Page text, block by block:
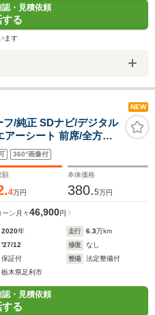
・見積依頼
る
ます
NEW
/純正 SDナビ/デジタル
アーシート 前席/全方位
ム/シート 合皮/電動バ
正
360°画像付
額
4万円
本体価格
380.5万円
ーン 月々46,900円
2020年 走行 6.3万km
'27/12 修復
なし
保証付 整備
法定整備付
栃木県足利市
・見積依頼
る